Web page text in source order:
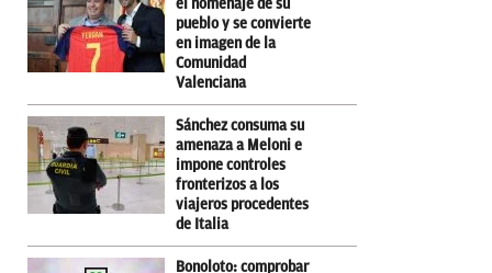
el homenaje de su
pueblo y se convierte
en imagen de la
Comunidad
Valenciana
Sánchez consuma su
amenaza a Meloni e
impone controles
fronterizos a los
viajeros procedentes
de Italia
Bonoloto: comprobar